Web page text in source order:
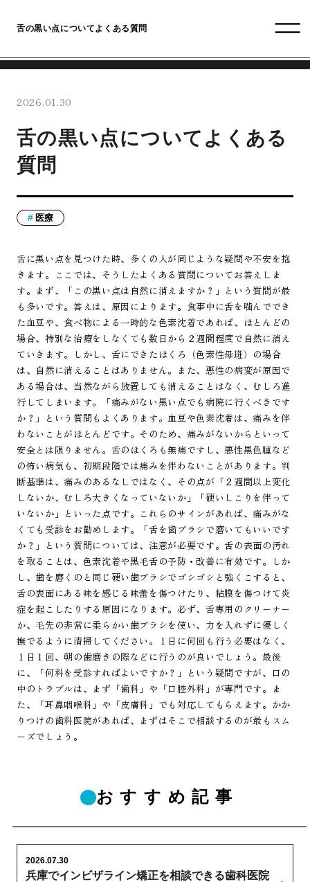
舌の黒い点についてよくある質問
2026.01.30
舌の黒い点についてよくある
質問
医療
舌に黒い点を見つけた時、多くの人が同じような疑問や不安を抱
きます。ここでは、そうしたよくある質問についてお答えしま
す。まず、「この黒い点は自然に消えますか？」という質問が最
も多いです。答えは、原因によります。食事中に舌を噛んででき
た血豆や、食べ物による一時的な色素沈着であれば、ほとんどの
場合、特別な治療をしなくても数日から２週間程度で自然に消え
ていきます。しかし、舌にできたほくろ（色素性母斑）の場合
は、自然に消えることはありません。また、悪性の病変が原因で
ある場合は、当然ながら放置しても消えることはなく、むしろ進
行してしまいます。「痛みがない黒い点でも病院に行くべきです
か？」という質問もよくあります。血豆や色素沈着は、痛みを伴
わないことがほとんどです。そのため、痛みがないからといって
安全とは限りません。舌のほくろも無痛ですし、悪性黒色腫など
の怖い病気も、初期段階では痛みを伴わないことがあります。判
断基準は、痛みのあるなしではなく、その点が「２週間以上変化
しないか、むしろ大きくなっていないか」「硬いしこりを伴って
いないか」といった点です。これらのサインがあれば、痛みがな
くても受診をお勧めします。「舌を歯ブラシで磨いてもいいです
か？」という質問については、注意が必要です。舌の表面の汚れ
を取ることは、色素沈着や黒毛舌の予防・改善に有効です。しか
し、歯を磨くのと同じ硬い歯ブラシでゴシゴシと強くこすると、
舌の表面にある味を感じる味蕾を傷つけたり、粘膜を傷つけて炎
症を起こしたりする原因になります。必ず、舌専用のクリーナー
か、毛先の非常に柔らかい歯ブラシを使い、力を入れずに優しく
撫でるように清掃してください。１日に何回も行う必要はなく、
１日１回、朝の歯磨きの際などに行うのが良いでしょう。最後
に、「何科を受診すればよいですか？」という疑問ですが、口の
中のトラブルは、まず「歯科」や「口腔外科」が専門です。ま
た、「耳鼻咽喉科」や「皮膚科」でも対応してもらえます。かか
りつけの歯科医院があれば、まずはそこで相談するのが最もスム
ーズでしょう。
おすすめ記事
兵庫でインビザライン矯正を相談できる歯科医院
2026.07.30